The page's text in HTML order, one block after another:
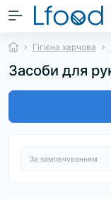
Гігієна харчова
Засоби для